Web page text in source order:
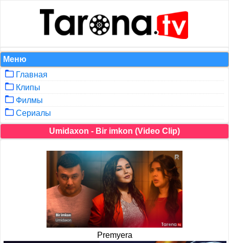
Меню
Главная
Клипы
Филмы
Сериалы
Umidaxon - Bir imkon (Video Clip)
Premyera